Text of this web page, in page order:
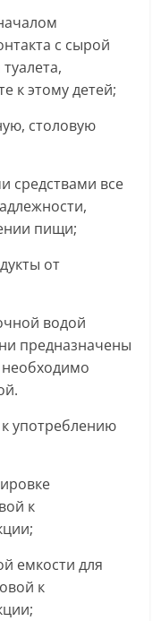
с сырой
к этому детей;
столовую
средствами все
пищи;
от
водой
предназначены
необходимо
употреблению
к
емкости для
к